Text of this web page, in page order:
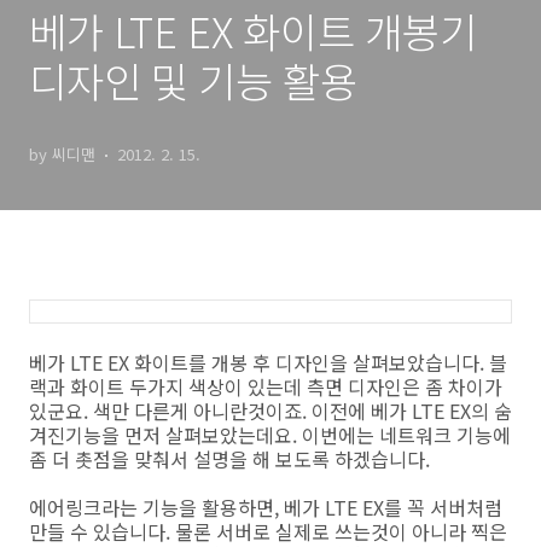
베가 LTE EX 화이트 개봉기
디자인 및 기능 활용
by 씨디맨 2012. 2. 15.
베가 LTE EX 화이트를 개봉 후 디자인을 살펴보았습니다. 블
랙과 화이트 두가지 색상이 있는데 측면 디자인은 좀 차이가
있군요. 색만 다른게 아니란것이죠. 이전에 베가 LTE EX의 숨
겨진기능을 먼저 살펴보았는데요. 이번에는 네트워크 기능에
좀 더 촛점을 맞춰서 설명을 해 보도록 하겠습니다.
에어링크라는 기능을 활용하면, 베가 LTE EX를 꼭 서버처럼
만들 수 있습니다. 물론 서버로 실제로 쓰는것이 아니라 찍은